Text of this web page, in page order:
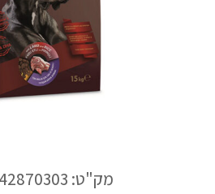
מק"ט: 8680542870303